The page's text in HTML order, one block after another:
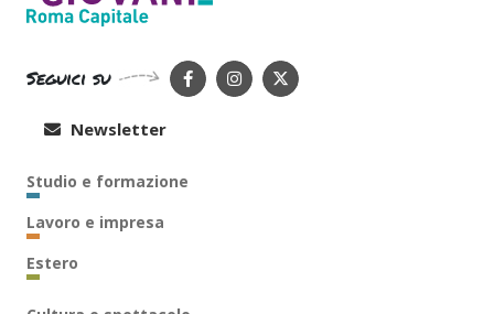
Seguici su
Newsletter
Studio e formazione
Lavoro e impresa
Estero